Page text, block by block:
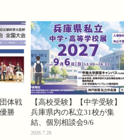
体戦
勝
【高校受験】【中学受験】
兵庫県内の私立31校が集
結、個別相談会9/6
2026.7.28